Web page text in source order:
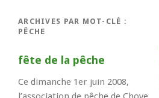
ARCHIVES PAR MOT-CLÉ :
PÊCHE
fête de la pêche
Ce dimanche 1er juin 2008,